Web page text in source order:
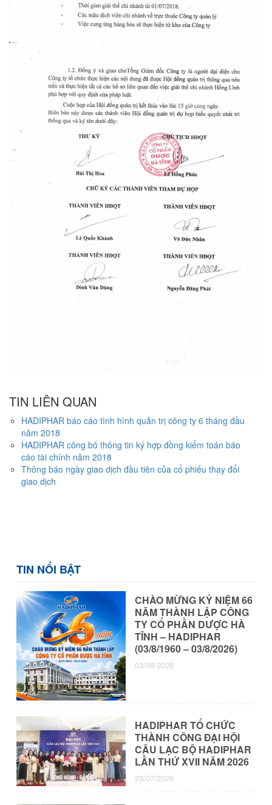
TIN LIÊN QUAN
HADIPHAR báo cáo tình hình quản trị công ty 6 tháng đầu
năm 2018
HADIPHAR công bố thông tin ký hợp đồng kiểm toán báo
cáo tài chính năm 2018
Thông báo ngày giao dịch đầu tiên của cổ phiếu thay đổi
giao dịch
TIN NỔI BẬT
CHÀO MỪNG KỶ NIỆM 66
NĂM THÀNH LẬP CÔNG
TY CỔ PHẦN DƯỢC HÀ
TĨNH – HADIPHAR
(03/8/1960 – 03/8/2026)
03/08/2026
HADIPHAR TỔ CHỨC
THÀNH CÔNG ĐẠI HỘI
CÂU LẠC BỘ HADIPHAR
LẦN THỨ XVII NĂM 2026
23/07/2026